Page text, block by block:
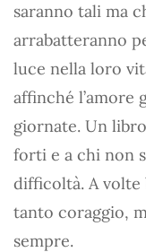
saranno tali ma
arrabatteranno
luce nella loro
affinché l’amore
giornate. Un
forti e a chi non
difficoltà. A volte
tanto coraggio,
sempre.